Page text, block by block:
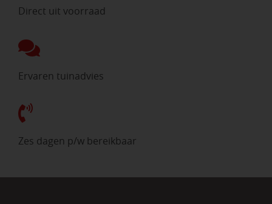
Direct uit voorraad
Ervaren tuinadvies
Zes dagen p/w bereikbaar